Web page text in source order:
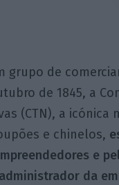
grupo de
de 1845, a
(CTN), a
e chinelos,
e
da